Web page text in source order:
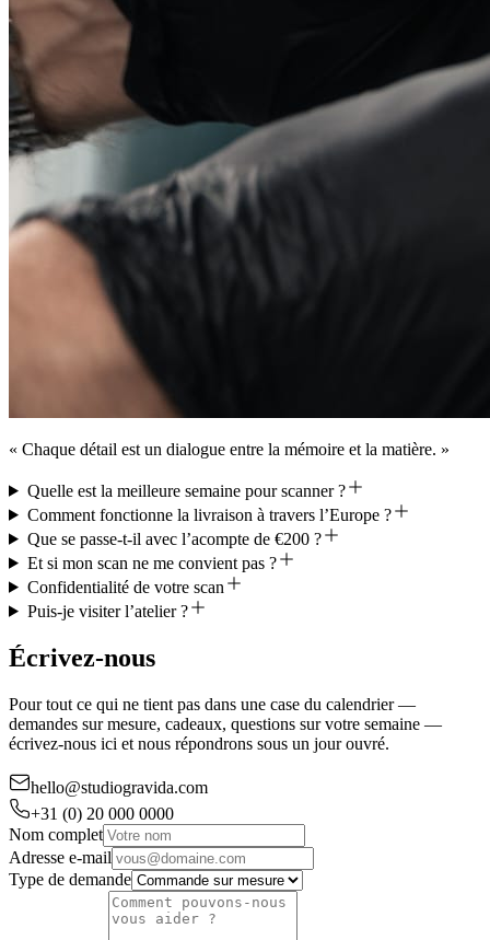
« Chaque détail est un dialogue entre la mémoire et la matière. »
Quelle est la meilleure semaine pour scanner ?
Comment fonctionne la livraison à travers l’Europe ?
Que se passe-t-il avec l’acompte de €200 ?
Et si mon scan ne me convient pas ?
Confidentialité de votre scan
Puis-je visiter l’atelier ?
Écrivez-nous
Pour tout ce qui ne tient pas dans une case du calendrier —
demandes sur mesure, cadeaux, questions sur votre semaine —
écrivez-nous ici et nous répondrons sous un jour ouvré.
hello@studiogravida.com
+31 (0) 20 000 0000
Nom complet
Adresse e-mail
Type de demande